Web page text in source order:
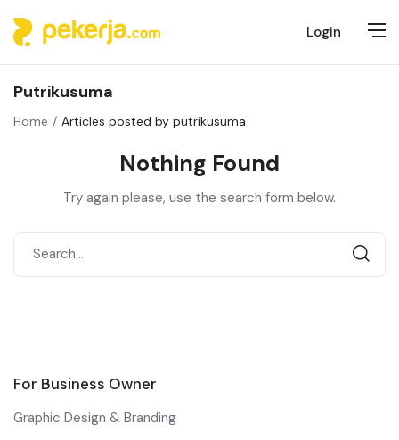
Login
Putrikusuma
Home Articles posted by putrikusuma
Nothing Found
Try again please, use the search form below.
For Business Owner
Graphic Design & Branding